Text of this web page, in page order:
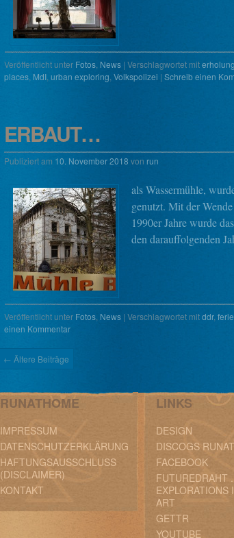
Veröffentlicht unter Fotos News | Verschlagwortet mit
places MdI urban exploring Volkspolizei | Schreib einen
ERBAUT…
Publiziert am 10. November 2018 von run
als Wassermühle,
genutzt. Mit der
1990er Jahre wurde
den darauffolgenden
Veröffentlicht unter Fotos News | Verschlagwortet mitddr,
einen Kommentar
← Ältere Beiträge
RUNATHOME
IMPRESSUM
DATENSCHUTZERKLÄRUNG
HAFTUNGSAUSSCHLUSS
(DISCLAIMER)
KONTAKT
LINKS
DESIGN
DISCOGS
FACEBOOK
FUTUREDRAHT .
EXPLORATIONS
ART
GETTR
YOUTUBE